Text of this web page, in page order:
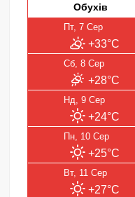
Обухів
Пт, 7 Сер
+33°C
Сб, 8 Сер
+28°C
Нд, 9 Сер
+24°C
Пн, 10 Сер
+25°C
Вт, 11 Сер
+27°C